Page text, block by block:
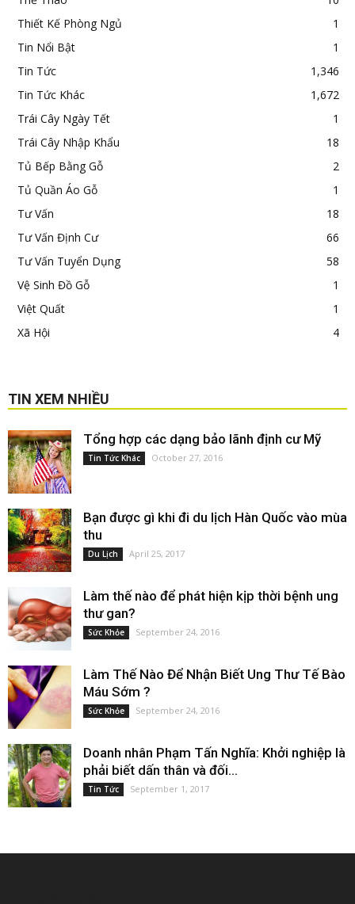
Thiết Kế Phòng Ngủ
1
Tin Nổi Bật
1
Tin Tức
1,346
Tin Tức Khác
1,672
Trái Cây Ngày Tết
1
Trái Cây Nhập Khẩu
18
Tủ Bếp Bằng Gỗ
2
Tủ Quần Áo Gỗ
1
Tư Vấn
18
Tư Vấn Định Cư
66
Tư Vấn Tuyển Dụng
58
Vệ Sinh Đồ Gỗ
1
Việt Quất
1
Xã Hội
4
TIN XEM NHIỀU
Tổng hợp các dạng bảo lãnh định cư Mỹ
Tin Tức Khác October 27, 2016
Bạn được gì khi đi du lịch Hàn Quốc vào mùa
thu
Du Lịch April 25, 2017
Làm thế nào để phát hiện kịp thời bệnh ung
thư gan?
Sức Khỏe September 24, 2016
Làm Thế Nào Để Nhận Biết Ung Thư Tế Bào
Máu Sớm ?
Sức Khỏe September 24, 2016
Doanh nhân Phạm Tấn Nghĩa: Khởi nghiệp là
phải biết dấn thân và đối...
Tin Tức September 1, 2017